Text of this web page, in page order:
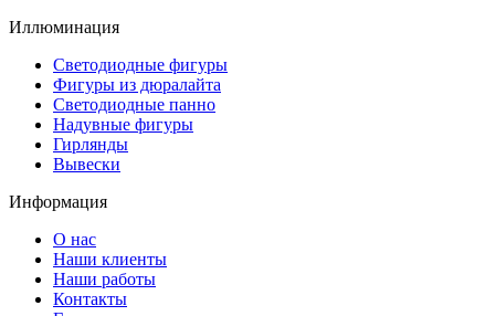
Иллюминация
Светодиодные фигуры
Фигуры из дюралайта
Светодиодные панно
Надувные фигуры
Гирлянды
Вывески
Информация
О нас
Наши клиенты
Наши работы
Контакты